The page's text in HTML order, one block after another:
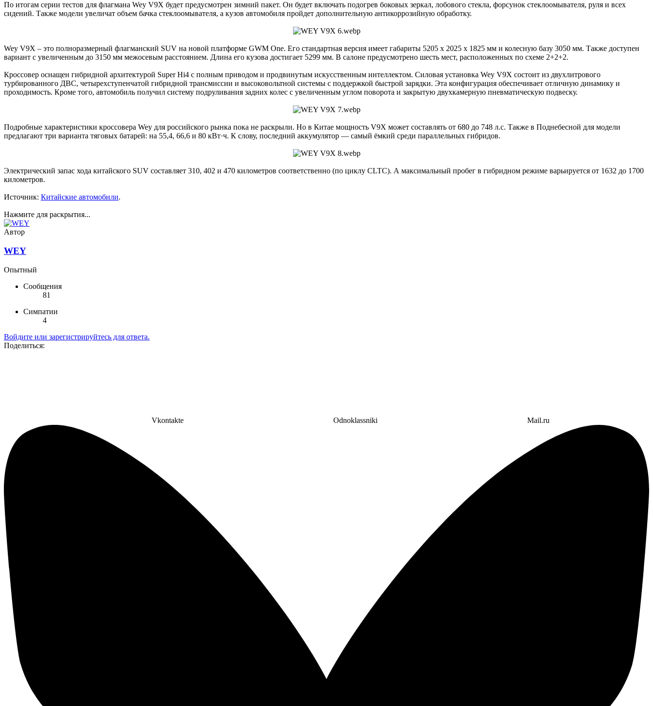
По итогам серии тестов для флагмана Wey V9X будет предусмотрен зимний пакет. Он будет включать подогрев боковых зеркал, лобового стекла, форсунок стеклоомывателя, руля и всех
сидений. Также модели увеличат объем бачка стеклоомывателя, а кузов автомобиля пройдет дополнительную антикоррозийную обработку.
Wey V9X – это полноразмерный флагманский SUV на новой платформе GWM One. Его стандартная версия имеет габариты 5205 х 2025 х 1825 мм и колесную базу 3050 мм. Также доступен
вариант с увеличенным до 3150 мм межосевым расстоянием. Длина его кузова достигает 5299 мм. В салоне предусмотрено шесть мест, расположенных по схеме 2+2+2.
Кроссовер оснащен гибридной архитектурой Super Hi4 с полным приводом и продвинутым искусственным интеллектом. Силовая установка Wey V9X состоит из двухлитрового
турбированного ДВС, четырехступенчатой гибридной трансмиссии и высоковольтной системы с поддержкой быстрой зарядки. Эта конфигурация обеспечивает отличную динамику и
проходимость. Кроме того, автомобиль получил систему подруливания задних колес с увеличенным углом поворота и закрытую двухкамерную пневматическую подвеску.
Подробные характеристики кроссовера Wey для российского рынка пока не раскрыли. Но в Китае мощность V9X может составлять от 680 до 748 л.с. Также в Поднебесной для модели
предлагают три варианта тяговых батарей: на 55,4, 66,6 и 80 кВт·ч. К слову, последний аккумулятор — самый ёмкий среди параллельных гибридов.
Электрический запас хода китайского SUV составляет 310, 402 и 470 километров соответственно (по циклу CLTC). А максимальный пробег в гибридном режиме варьируется от 1632 до 1700
километров.
Источник: Китайские автомобили.
Нажмите для раскрытия...
Автор
WEY
Опытный
Сообщения
81
Симпатии
4
Войдите или зарегистрируйтесь для ответа.
Поделиться:
Vkontakte Odnoklassniki Mail.ru